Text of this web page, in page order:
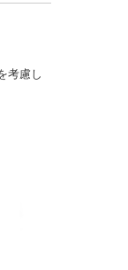
考慮し